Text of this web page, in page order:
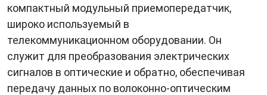
компактный модульный приемопередатчик,
широко используемый в
телекоммуникационном оборудовании. Он
служит для преобразования электрических
сигналов в оптические и обратно, обеспечивая
передачу данных по волоконно-оптическим